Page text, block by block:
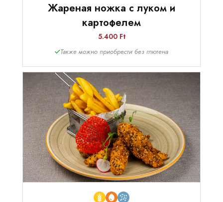
Жареная ножка с луком и
картофелем
5.400 Ft
Также можно приобрести без глютена